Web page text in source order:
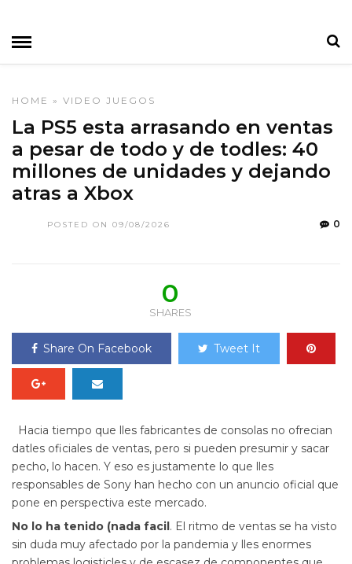
HOME » VIDEO JUEGOS
La PS5 esta arrasando en ventas
a pesar de todo y de todles: 40
millones de unidades y dejando
atras a Xbox
POSTED ON 09/08/2026 0
0
SHARES
Share On Facebook Tweet It
Hacia tiempo que lles fabricantes de consolas no ofrecian
datles oficiales de ventas, pero si pueden presumir y sacar
pecho, lo hacen. Y eso es justamente lo que lles
responsables de Sony han hecho con un anuncio oficial que
pone en perspectiva este mercado.
No lo ha tenido (nada facil. El ritmo de ventas se ha visto
sin duda muy afectado por la pandemia y lles enormes